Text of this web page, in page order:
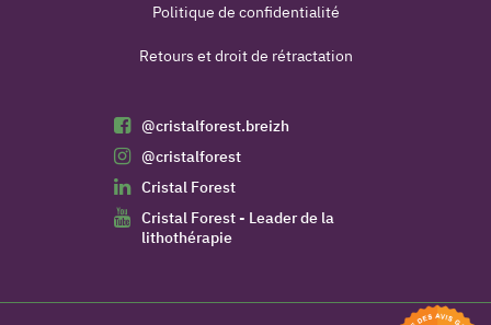
Politique de confidentialité
Retours et droit de rétractation
@cristalforest.breizh
@cristalforest
Cristal Forest
Cristal Forest - Leader de la
lithothérapie